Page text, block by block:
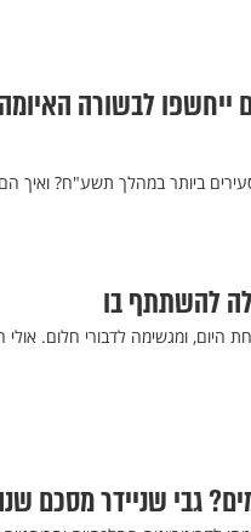
ייחשפו לבשורה האיומה
ביותר במהלך תשע"ח? ואיך הם
להשתתף בו
ומגשימה לדבורי חלום. אולי
גבי שניידר מסכם